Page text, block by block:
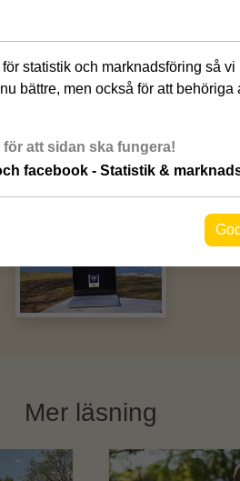
Galleri
Mer läsning
statistik och marknadsföring så vi
bättre, men också för att behöriga
att sidan ska fungera!
facebook - Statistik &